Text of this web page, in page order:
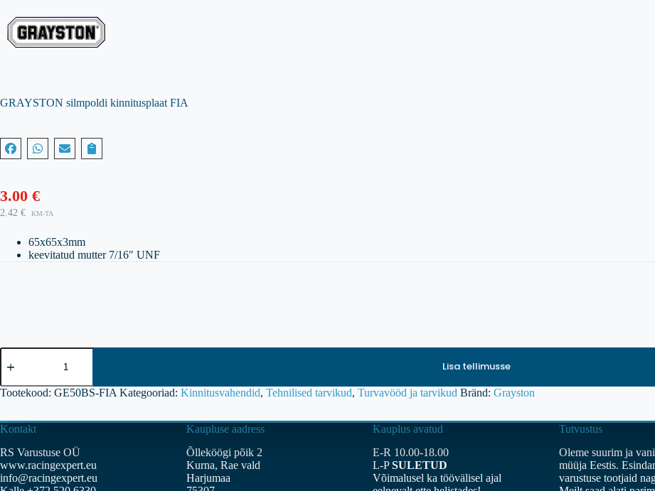
GRAYSTON silmpoldi kinnitusplaat FIA
3.00 €
2.42 € KM-TA
65x65x3mm
keevitatud mutter 7/16″ UNF
GRAYSTON
silmpoldi
FIA
Lisa tellimusse
Tootekood: GE50BS-FIA Kategooriad: Kinnitusvahendid, Tehnilised tarvikud, Turvavööd ja tarvikud Bränd: Grayston
Kontakt
RS Varustuse OÜ
www.racingexpert.eu
info@racingexpert.eu
Kaupluse aadress
Õlleköögi põik 2
Kurna, Rae vald
Harjumaa
Kauplus avatud
E-R 10.00-18.00
L-PSULETUD
Võimalusel ka töövälisel ajal
Tutvustus
Oleme suurim ja
müüja Eestis.
varustuse tootjaid